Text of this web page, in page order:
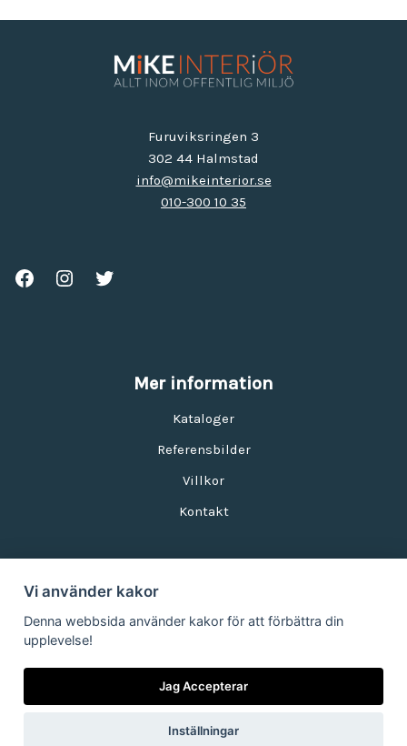
Furuviksringen 3
302 44 Halmstad
info@mikeinterior.se
010-300 10 35
Mer information
Kataloger
Referensbilder
Villkor
Kontakt
Vi använder kakor
Denna webbsida använder kakor för att förbättra din
upplevelse!
Jag Accepterar
Inställningar